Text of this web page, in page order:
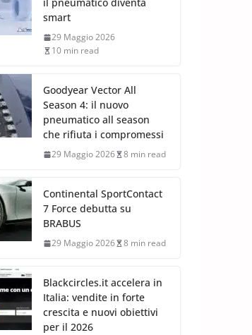
il pneumatico diventa
smart
29 Maggio 2026
10 min read
Goodyear Vector All
Season 4: il nuovo
pneumatico all season
che rifiuta i compromessi
29 Maggio 2026 8 min read
Continental SportContact
7 Force debutta su
BRABUS
29 Maggio 2026 8 min read
Blackcircles.it accelera in
Italia: vendite in forte
crescita e nuovi obiettivi
per il 2026